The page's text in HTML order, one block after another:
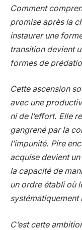
Comment
promise après la
instaurer une
transition devient
formes de
Cette ascension
avec une
ni de l’effort. Elle
gangrené par la
l’impunité. Pire
acquise devient
la capacité de
un ordre établi où
systématiquement
C’est cette